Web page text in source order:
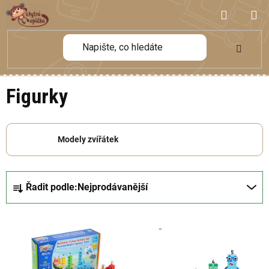
Přejít
na
obsah
KOŠÍK
Figurky
Modely zvířátek
Řadit podle:Nejprodávanější